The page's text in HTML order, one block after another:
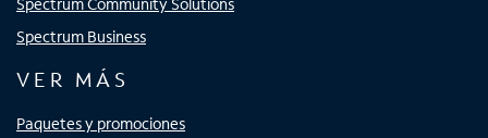
Spectrum Community Solutions
Spectrum Business
VER MÁS
Paquetes y promociones